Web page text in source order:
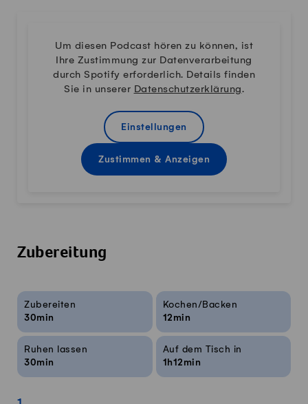
Um diesen Podcast hören zu können, ist
Ihre Zustimmung zur Datenverarbeitung
durch Spotify erforderlich. Details finden
Sie in unserer Datenschutzerklärung.
Einstellungen
Zustimmen & Anzeigen
Zubereitung
Rezeptinfos
Zubereiten
30min
Kochen/Backen
12min
Ruhen lassen
30min
Auf dem Tisch in
1h12min